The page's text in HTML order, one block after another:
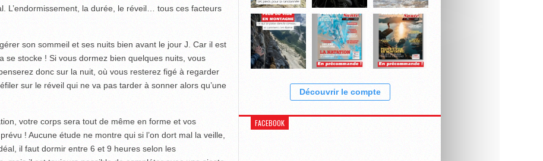
L’endormissement, la durée, le réveil… tous ces facteurs
son sommeil et ses nuits bien avant le jour J. Car il est
se stocke ! Si vous dormez bien quelques nuits, vous
donc sur la nuit, où vous resterez figé à regarder
sur le réveil qui ne va pas tarder à sonner alors qu’une
votre corps sera tout de même en forme et vos
! Aucune étude ne montre qui si l’on dort mal la veille,
il faut dormir entre 6 et 9 heures selon les
Découvrir le compte
FACEBOOK